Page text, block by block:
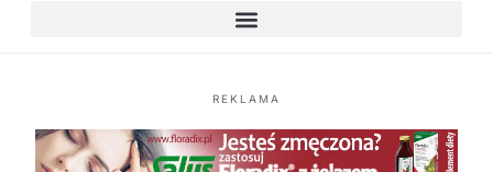
REKLAMA